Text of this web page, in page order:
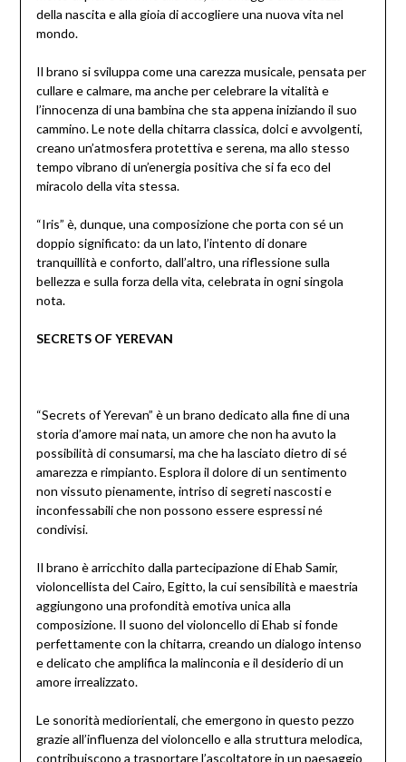
della nascita e alla gioia di accogliere una nuova vita nel
mondo.
Il brano si sviluppa come una carezza musicale, pensata per
cullare e calmare, ma anche per celebrare la vitalità e
l’innocenza di una bambina che sta appena iniziando il suo
cammino. Le note della chitarra classica, dolci e avvolgenti,
creano un’atmosfera protettiva e serena, ma allo stesso
tempo vibrano di un’energia positiva che si fa eco del
miracolo della vita stessa.
“Iris” è, dunque, una composizione che porta con sé un
doppio significato: da un lato, l’intento di donare
tranquillità e conforto, dall’altro, una riflessione sulla
bellezza e sulla forza della vita, celebrata in ogni singola
nota.
SECRETS OF YEREVAN
“Secrets of Yerevan” è un brano dedicato alla fine di una
storia d’amore mai nata, un amore che non ha avuto la
possibilità di consumarsi, ma che ha lasciato dietro di sé
amarezza e rimpianto. Esplora il dolore di un sentimento
non vissuto pienamente, intriso di segreti nascosti e
inconfessabili che non possono essere espressi né
condivisi.
Il brano è arricchito dalla partecipazione di Ehab Samir,
violoncellista del Cairo, Egitto, la cui sensibilità e maestria
aggiungono una profondità emotiva unica alla
composizione. Il suono del violoncello di Ehab si fonde
perfettamente con la chitarra, creando un dialogo intenso
e delicato che amplifica la malinconia e il desiderio di un
amore irrealizzato.
Le sonorità mediorientali, che emergono in questo pezzo
grazie all’influenza del violoncello e alla struttura melodica,
contribuiscono a trasportare l’ascoltatore in un paesaggio